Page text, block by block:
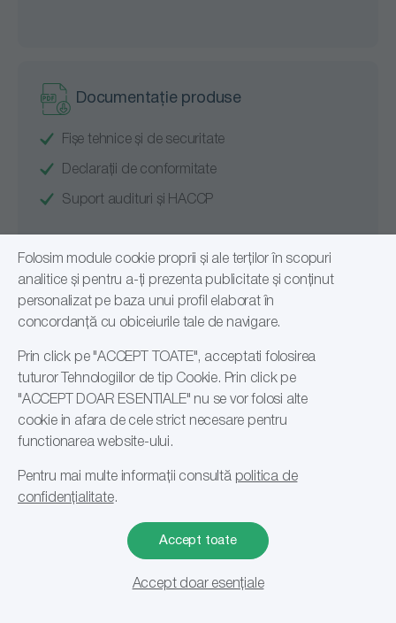
Filtrare si sortare
Documentație produse
Fișe tehnice și de securitate
Declarații de conformitate
Suport audituri și HACCP
Arii de utilizare
Facility Management
Horeca
Industria alimentară
Instituții medicale
Instituții publice
Retail
Spălătorii profesionale
Informații
Certificări
Clienții nostri
Contact
Politică de confidențialitate
Birou
+40 744 324 256
+40 744 624 249
contact@romsales.ro
Folosim module cookie proprii și ale terților în scopuri
analitice și pentru a-ți prezenta publicitate și conținut
personalizat pe baza unui profil elaborat în
concordanță cu obiceiurile tale de navigare.
Prin click pe "ACCEPT TOATE", acceptati folosirea
tuturor Tehnologiilor de tip Cookie. Prin click pe
"ACCEPT DOAR ESENTIALE" nu se vor folosi alte
cookie in afara de cele strict necesare pentru
functionarea website-ului.
Pentru mai multe informații consultă politica de
confidențialitate.
Accept toate
Accept doar esențiale